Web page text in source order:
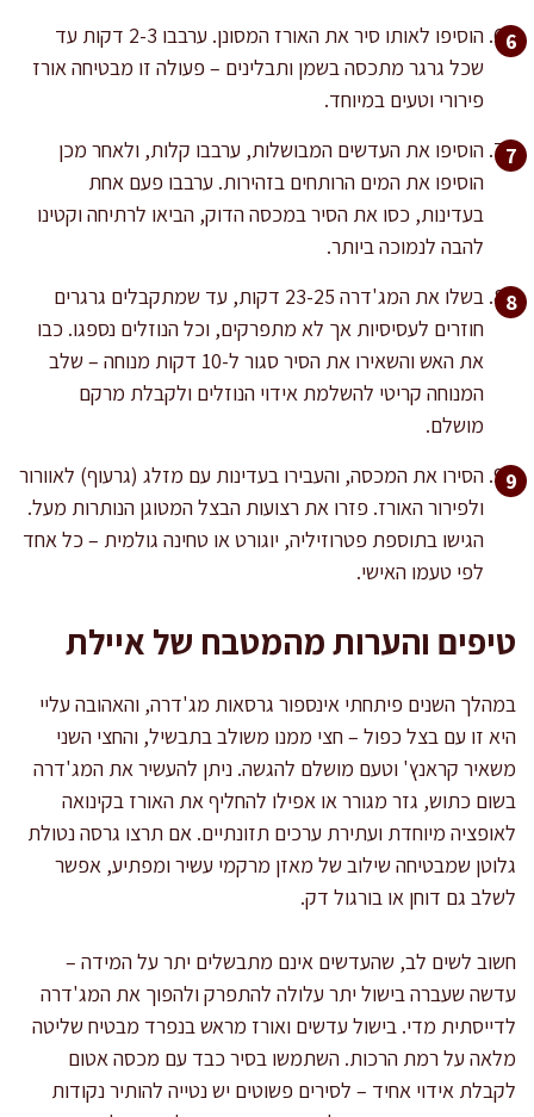
הוסיפו לאותו סיר את האורז המסונן. ערבבו 2-3 דקות עד
שכל גרגר מתכסה בשמן ותבלינים – פעולה זו מבטיחה אורז
פירורי וטעים במיוחד.
הוסיפו את העדשים המבושלות, ערבבו קלות, ולאחר מכן
הוסיפו את המים הרותחים בזהירות. ערבבו פעם אחת
בעדינות, כסו את הסיר במכסה הדוק, הביאו לרתיחה וקטינו
להבה לנמוכה ביותר.
בשלו את המג'דרה 23-25 דקות, עד שמתקבלים גרגרים
חוזרים לעסיסיות אך לא מתפרקים, וכל הנוזלים נספגו. כבו
את האש והשאירו את הסיר סגור ל-10 דקות מנוחה – שלב
המנוחה קריטי להשלמת אידוי הנוזלים ולקבלת מרקם
מושלם.
הסירו את המכסה, והעבירו בעדינות עם מזלג (גרעוף) לאוורור
ולפירור האורז. פזרו את רצועות הבצל המטוגן הנותרות מעל.
הגישו בתוספת פטרוזיליה, יוגורט או טחינה גולמית – כל אחד
לפי טעמו האישי.
טיפים והערות מהמטבח של איילת
במהלך השנים פיתחתי אינספור גרסאות מג'דרה, והאהובה עליי
היא זו עם בצל כפול – חצי ממנו משולב בתבשיל, והחצי השני
משאיר קראנץ' וטעם מושלם להגשה. ניתן להעשיר את המג'דרה
בשום כתוש, גזר מגורר או אפילו להחליף את האורז בקינואה
לאופציה מיוחדת ועתירת ערכים תזונתיים. אם תרצו גרסה נטולת
גלוטן שמבטיחה שילוב של מאזן מרקמי עשיר ומפתיע, אפשר
לשלב גם דוחן או בורגול דק.
חשוב לשים לב, שהעדשים אינם מתבשלים יתר על המידה –
עדשה שעברה בישול יתר עלולה להתפרק ולהפוך את המג'דרה
לדייסתית מדי. בישול עדשים ואורז מראש בנפרד מבטיח שליטה
מלאה על רמת הרכות. השתמשו בסיר כבד עם מכסה אטום
לקבלת אידוי אחיד – לסירים פשוטים יש נטייה להותיר נקודות